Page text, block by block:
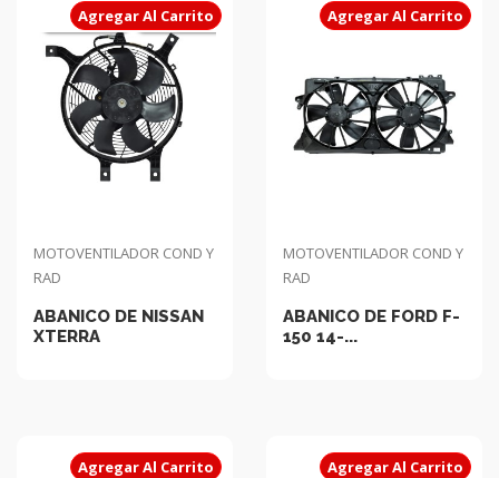
Agregar Al Carrito
MOTOVENTILADOR COND Y
RAD
ABANICO DE NISSAN
XTERRA
Agregar Al Carrito
MOTOVENTILADOR COND Y
RAD
ABANICO DE FORD F-
150 14-...
Agregar Al Carrito Agregar Al Carrito